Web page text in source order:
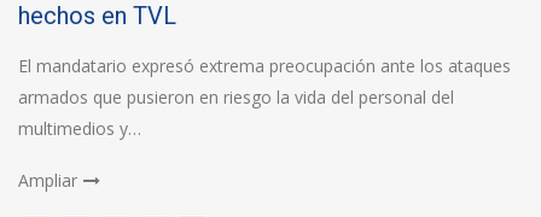
hechos en TVL
El mandatario expresó extrema preocupación ante los ataques
armados que pusieron en riesgo la vida del personal del
multimedios y…
Ampliar